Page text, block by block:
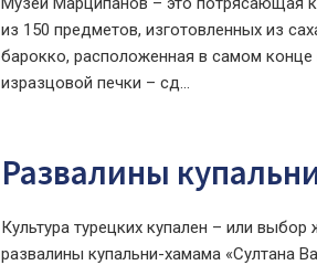
из 150 предметов, изготовленных из
барокко, расположенная в самом
изразцовой печки – сд...
Развалины
Культура турецких купален – или
развалины купальни-хамама «Султана